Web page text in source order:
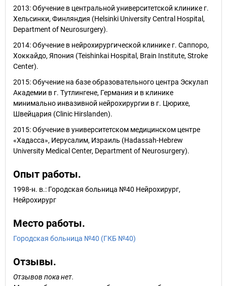
2013: Обучение в центральной университетской клинике г.
Хельсинки, Финляндия (Helsinki University Central Hospital,
Department of Neurosurgery).
2014: Обучение в нейрохирургической клинике г. Саппоро,
Хоккайдо, Япония (Teishinkai Hospital, Brain Institute, Stroke
Center).
2015: Обучение на базе образовательного центра Эскулап
Академии в г. Тутлингене, Германия и в клинике
минимально инвазивной нейрохирургии в г. Цюрихе,
Швейцария (Clinic Hirslanden).
2015: Обучение в университетском медицинском центре
«Хадасса», Иерусалим, Израиль (Hadassah-Hebrew
University Medical Center, Department of Neurosurgery).
Опыт работы.
1998-н. в.: Городская больница №40 Нейрохирург,
Нейрохирург
Место работы.
Городская больница №40 (ГКБ №40)
Отзывы.
Отзывов пока нет.